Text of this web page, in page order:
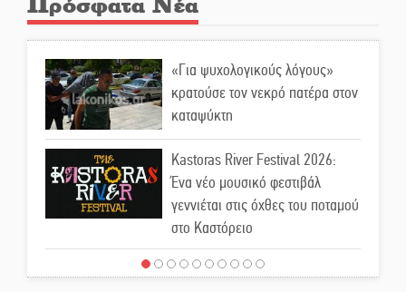
«Για ψυχολογικούς λόγους»
κρατούσε τον νεκρό πατέρα στον
καταψύκτη
Kastoras River Festival 2026:
Ένα νέο μουσικό φεστιβάλ
γεννιέται στις όχθες του ποταμού
στο Καστόρειο
Τα ζάρια παίρνουν «φωτιά» στην